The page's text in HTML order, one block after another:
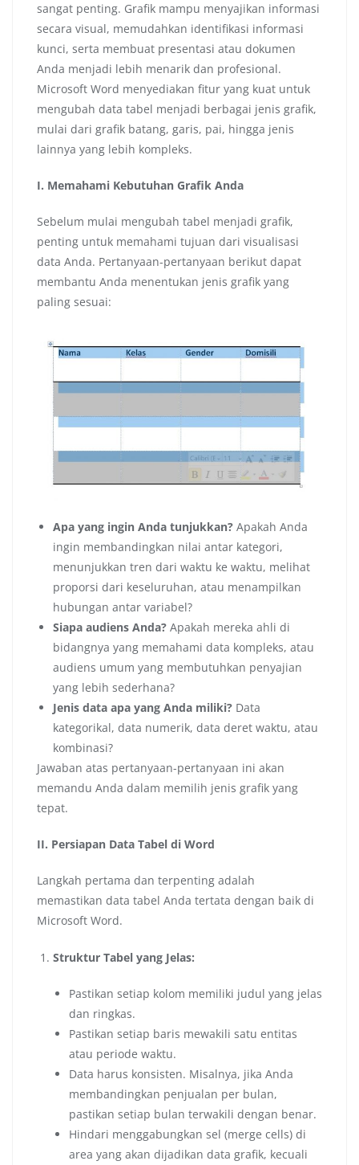
sangat penting. Grafik mampu menyajikan informasi
secara visual, memudahkan identifikasi informasi
kunci, serta membuat presentasi atau dokumen
Anda menjadi lebih menarik dan profesional.
Microsoft Word menyediakan fitur yang kuat untuk
mengubah data tabel menjadi berbagai jenis grafik,
mulai dari grafik batang, garis, pai, hingga jenis
lainnya yang lebih kompleks.
I. Memahami Kebutuhan Grafik Anda
Sebelum mulai mengubah tabel menjadi grafik,
penting untuk memahami tujuan dari visualisasi
data Anda. Pertanyaan-pertanyaan berikut dapat
membantu Anda menentukan jenis grafik yang
paling sesuai:
Apa yang ingin Anda tunjukkan? Apakah Anda
ingin membandingkan nilai antar kategori,
menunjukkan tren dari waktu ke waktu, melihat
proporsi dari keseluruhan, atau menampilkan
hubungan antar variabel?
Siapa audiens Anda? Apakah mereka ahli di
bidangnya yang memahami data kompleks, atau
audiens umum yang membutuhkan penyajian
yang lebih sederhana?
Jenis data apa yang Anda miliki? Data
kategorikal, data numerik, data deret waktu, atau
kombinasi?
Jawaban atas pertanyaan-pertanyaan ini akan
memandu Anda dalam memilih jenis grafik yang
tepat.
II. Persiapan Data Tabel di Word
Langkah pertama dan terpenting adalah
memastikan data tabel Anda tertata dengan baik di
Microsoft Word.
Struktur Tabel yang Jelas:
Pastikan setiap kolom memiliki judul yang jelas
dan ringkas.
Pastikan setiap baris mewakili satu entitas
atau periode waktu.
Data harus konsisten. Misalnya, jika Anda
membandingkan penjualan per bulan,
pastikan setiap bulan terwakili dengan benar.
Hindari menggabungkan sel (merge cells) di
area yang akan dijadikan data grafik, kecuali